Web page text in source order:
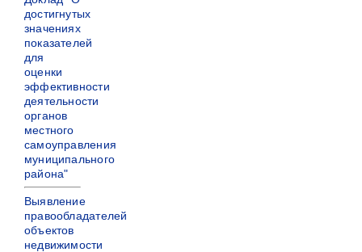
достигнутых
значениях
показателей
для
оценки
эффективности
деятельности
органов
местного
самоуправления
муниципального
района"
Выявление
правообладателей
объектов
недвижимости